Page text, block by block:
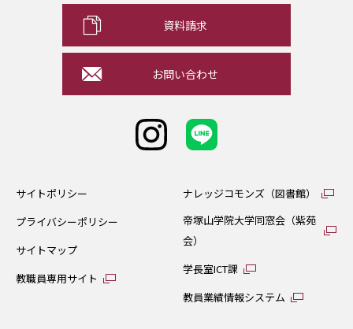
資料請求
お問い合わせ
サイトポリシー
プライバシーポリシー
サイトマップ
教職員専用サイト
ナレッジコモンズ（図書館）
帝塚山学院大学同窓会（紫苑
会）
学長室ICT課
教員業績情報システム